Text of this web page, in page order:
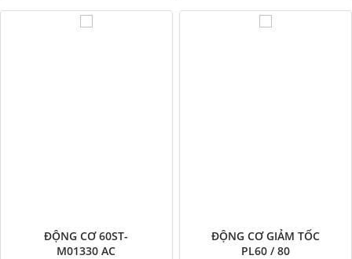
ĐỘNG CƠ 60ST-
M01330 AC
ĐỘNG CƠ GIẢM TỐC
PL60 / 80